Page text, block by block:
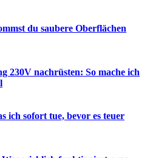
du saubere Oberflächen
230V nachrüsten: So mache ich
ich sofort tue, bevor es teuer